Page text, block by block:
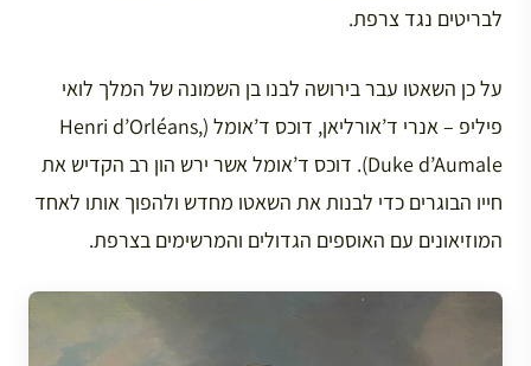
לבריטים נגד צרפת.
על כן השאטו עבר בירושה לבנו בן השמונה של המלך לואי
פיליפ – אנרי ד’אורליאן, דוכס ד’אומל (Henri d’Orléans,
Duke d’Aumale). דוכס ד’אומל אשר ירש הון רב הקדיש את
חייו הבוגרים כדי לבנות את השאטו מחדש ולהפוך אותו לאחד
המוזיאונים עם האוספים הגדולים והמרשימים בצרפת.